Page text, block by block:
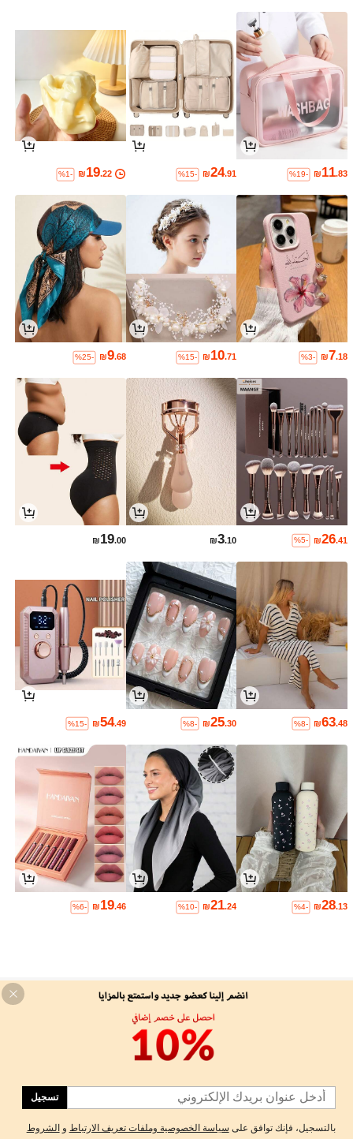
₪11.83
%19-
₪24.91
%15-
₪19.22
%1-
₪7.18
%3-
₪10.71
%15-
₪9.68
%25-
₪26.41
%5-
₪3.10
₪19.00
₪63.48
%8-
₪25.30
%8-
₪54.49
%15-
₪28.13
%4-
₪21.24
%10-
₪19.46
%6-
Here at MOTF, we are here to create a premium quality silk
collection that gives classic attire for everyone, starting with our
designer fashion that manufactures classic clothing with premium
quality...
تسجيل
بالتسجيل، فإنك توافق على سياسة الخصوصية وملفات تعريف الارتباط و الشروط